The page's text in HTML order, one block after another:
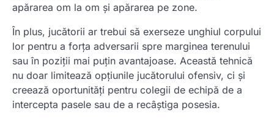
apărarea om la om și apărarea pe zone.
În plus, jucătorii ar trebui să exerseze unghiul corpului
lor pentru a forța adversarii spre marginea terenului
sau în poziții mai puțin avantajoase. Această tehnică
nu doar limitează opțiunile jucătorului ofensiv, ci și
creează oportunități pentru colegii de echipă de a
intercepta pasele sau de a recâștiga posesia.